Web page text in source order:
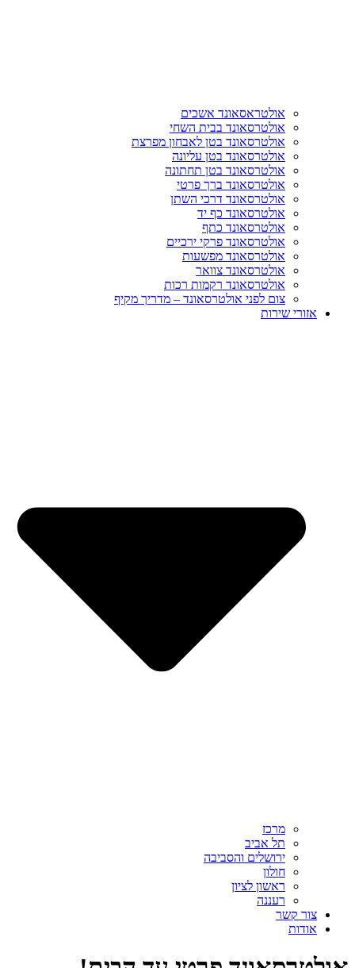
אולטראסאונד אשכים
אולטרסאונד בבית השחי
אולטרסאונד בטן לאבחון מפרצת
אולטרסאונד בטן עליונה
אולטרסאונד בטן תחתונה
אולטרסאונד ברך פרטי
אולטרסאונד דרכי השתן
אולטרסאונד כף יד
אולטרסאונד כתף
אולטרסאונד פרקי ירכיים
אולטרסאונד מפשעות
אולטרסאונד צוואר
אולטרסאונד רקמות רכות
צום לפני אולטרסאונד – מדריך מקיף
אזורי שירות
מרכז
תל אביב
ירושלים והסביבה
חולון
ראשון לציון
רעננה
צור קשר
אודות